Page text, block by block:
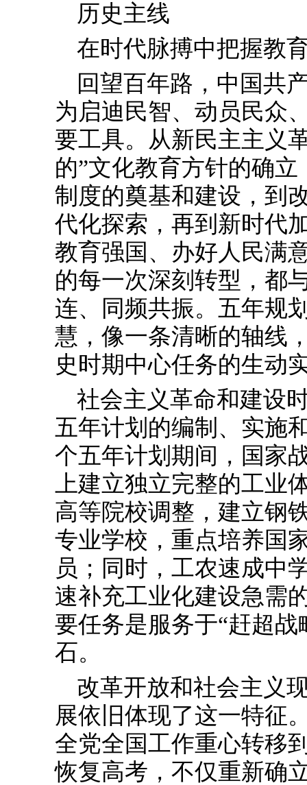
历史主线
在时代脉搏中把握教
回望百年路，中国共
为启迪民智、动员民众
要工具。从新民主主义
的”文化教育方针的确
制度的奠基和建设，到
代化探索，再到新时代
教育强国、办好人民满
的每一次深刻转型，都
连、同频共振。五年规
慧，像一条清晰的轴线
史时期中心任务的生动
社会主义革命和建设
五年计划的编制、实施
个五年计划期间，国家
上建立独立完整的工业
高等院校调整，建立钢
专业学校，重点培养国
员；同时，工农速成中
速补充工业化建设急需
要任务是服务于“赶超
石。
改革开放和社会主义
展依旧体现了这一特征
全党全国工作重心转移
恢复高考，不仅重新确